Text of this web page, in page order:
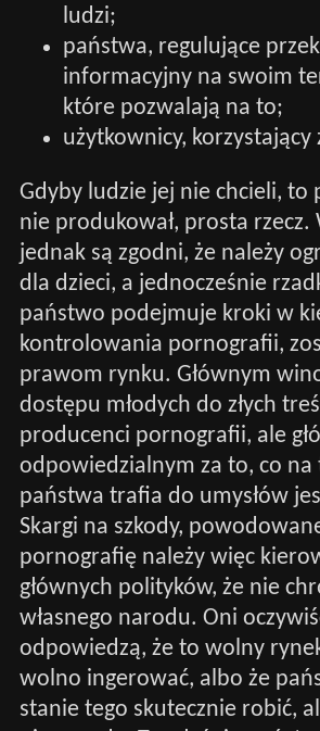
ludzi;
państwa, regulujące
informacyjny na swoim
które pozwalają na to;
użytkownicy,
Gdyby ludzie jej nie chcieli, to
nie produkował, prosta rzecz.
jednak są zgodni, że należy
dla dzieci, a jednocześnie
państwo podejmuje kroki w
kontrolowania pornografii,
prawom rynku. Głównym
dostępu młodych do złych
producenci pornografii, ale
odpowiedzialnym za to, co
państwa trafia do umysłów
Skargi na szkody,
pornografię należy więc
głównych polityków, że nie
własnego narodu. Oni
odpowiedzą, że to wolny
wolno ingerować, albo że
stanie tego skutecznie robić,